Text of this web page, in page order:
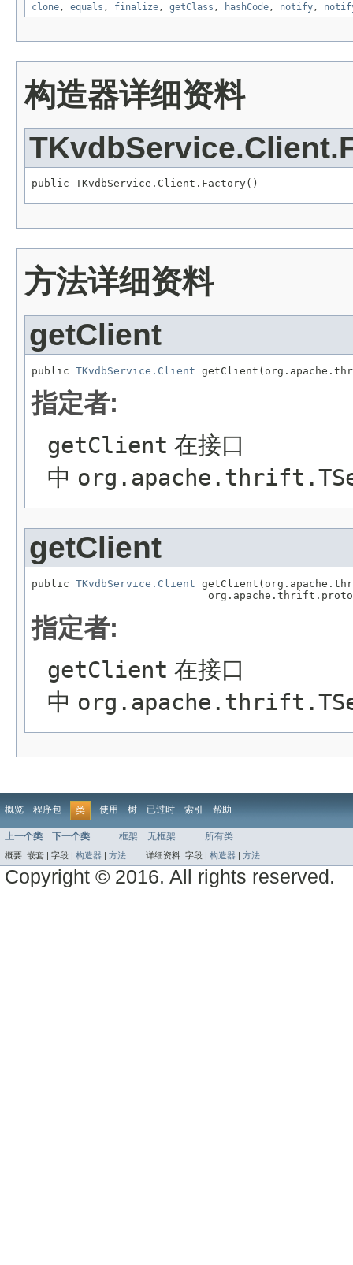
clone , equals , finalize , getClass , hashCode , notify ,
构造器详细资料
public TKvdbService.Client.Factory()
方法详细资料
getClient
public TKvdbService.Client
指定者:
getClient 在接口
中
getClient
public TKvdbService.Client
指定者:
getClient 在接口
中
概览 程序包 类 使用 树 已过时 索引 帮助
上一个类 下一个类 框架 无框架 所有类
概要: 嵌套 | 字段 | 构造器 | 方法 详细资料: 字段 | 构造器 | 方法
Copyright © 2016. All rights reserved.